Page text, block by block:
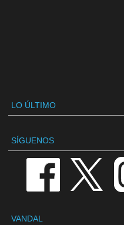
LO ÚLTIMO
SÍGUENOS
VANDAL